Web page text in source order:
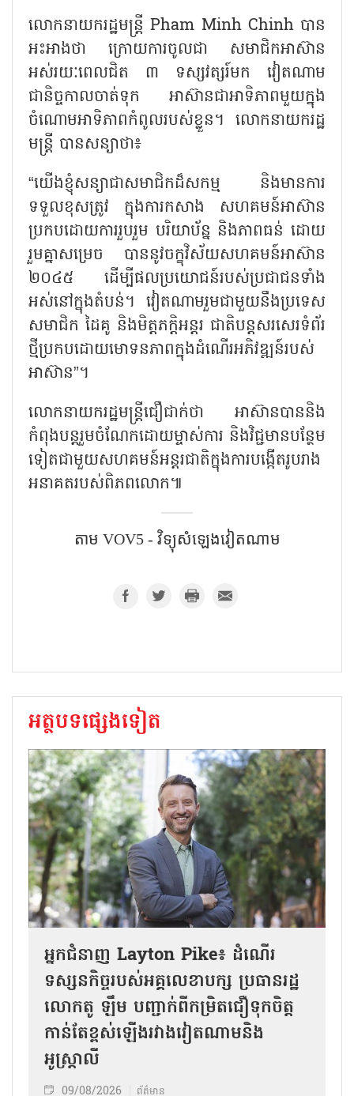
លោកនាយករដ្ឋមន្ត្រីPham Minh Chinh បាន
អះអាងថា ក្រោយការចូលជា សមាជិកអាស៊ាន
អស់រយៈពេលជិត ៣ ទស្សវត្សរ៍មក វៀតណាម
ជានិច្ចកាលចាត់ទុក អាស៊ានជាអាទិភាពមួយក្នុង
ចំណោមអាទិភាពកំពូលរបស់ខ្លួន។ លោកនាយករដ្ឋ
មន្ត្រី បានសន្យាថា៖
“យើងខ្ញុំសន្យាជាសមាជិកដ៏សកម្ម និងមានការ
ទទួលខុសត្រូវ ក្នុងការកសាង សហគមន៍អាស៊ាន
ប្រកបដោយការរួបរួម បរិយាប័ន្ន និងភាពធន់ ដោយ
រួមគ្នាសម្រេច បាននូវចក្ខុវិស័យសហគមន៍អាស៊ាន
២០៤៥ ដើម្បីផលប្រយោជន៍របស់ប្រជាជនទាំង
អស់នៅក្នុងតំបន់។ វៀតណាមរួមជាមួយនឹងប្រទេស
សមាជិក ដៃគូ និងមិត្តភក្តិអន្តរ ជាតិបន្តសរសេរទំព័រ
ថ្មីប្រកបដោយមោទនភាពក្នុងដំណើរអភិវឌ្ឍន៍របស់
អាស៊ាន”។
លោកនាយករដ្ឋមន្ត្រីជឿជាក់ថា អាស៊ានបាននិង
កំពុងបន្តរួមចំណែកដោយម្ចាស់ការ និងវិជ្ជមានបន្ថែម
ទៀតជាមួយសហគមន៍អន្តរជាតិក្នុងការបង្កើតរូបរាង
អនាគតរបស់ពិភពលោក៕
តាម VOV5 - វិទ្យុសំឡេង​វៀតណាម
អត្ថបទផ្សេងទៀត
អ្នកជំនាញ Layton Pike៖ ដំណើរ
ទស្សនកិច្ចរបស់អគ្គលេខាបក្ស ប្រធានរដ្ឋ
លោកតូ ឡឹម បញ្ជាក់ពីកម្រិតជឿទុកចិត្ត
កាន់តែខ្ពស់ឡើងរវាងវៀតណាមនិង
អូស្ត្រាលី
09/08/2026 ព័ត៌មាន